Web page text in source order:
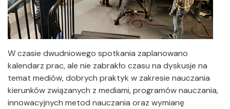
W czasie dwudniowego spotkania zaplanowano
kalendarz prac, ale nie zabrakło czasu na dyskusje na
temat mediów, dobrych praktyk w zakresie nauczania
kierunków związanych z mediami, programów nauczania,
innowacyjnych metod nauczania oraz wymianę